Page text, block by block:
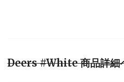
Deers #White 商品詳細